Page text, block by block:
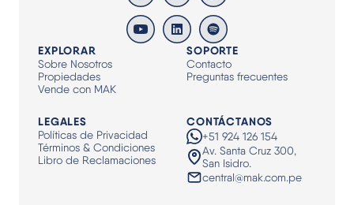
EXPLORAR
Sobre Nosotros
Propiedades
Vende con MAK
SOPORTE
Contacto
Preguntas frecuentes
LEGALES
Políticas de Privacidad
Términos & Condiciones
Libro de Reclamaciones
CONTÁCTANOS
+51 924 126 154
Av. Santa Cruz 300,
San Isidro.
central@mak.com.pe